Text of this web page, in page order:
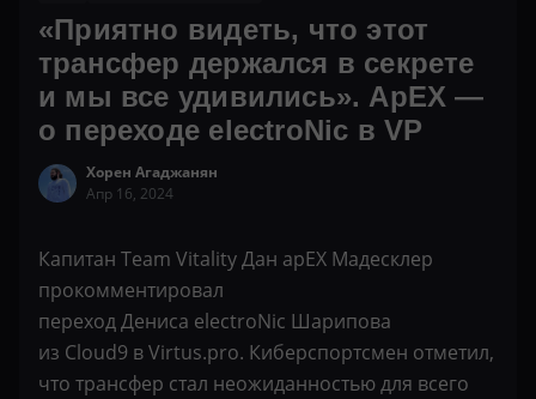
«Приятно видеть, что этот
трансфер держался в секрете
и мы все удивились». ApEX —
о переходе electroNic в VP
Хорен Агаджанян
Апр 16, 2024
Капитан Team Vitality Дан apEX Мадесклер
прокомментировал
переход Дениса electroNic Шарипова
из Cloud9 в Virtus.pro. Киберспортсмен отметил,
что трансфер стал неожиданностью для всего